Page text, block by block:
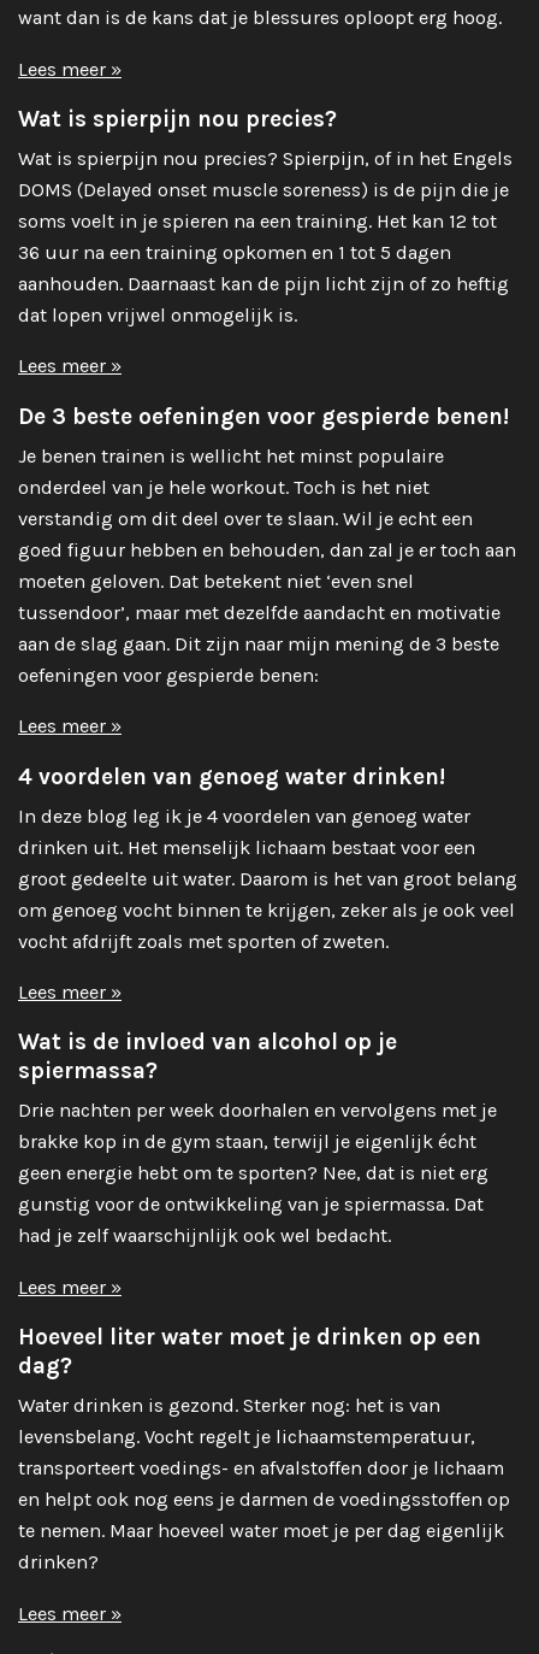
want dan is de kans dat je blessures oploopt erg hoog.
Lees meer »
Wat is spierpijn nou precies?
Wat is spierpijn nou precies? Spierpijn, of in het Engels
DOMS (Delayed onset muscle soreness) is de pijn die je
soms voelt in je spieren na een training. Het kan 12 tot
36 uur na een training opkomen en 1 tot 5 dagen
aanhouden. Daarnaast kan de pijn licht zijn of zo heftig
dat lopen vrijwel onmogelijk is.
Lees meer »
De 3 beste oefeningen voor gespierde benen!
Je benen trainen is wellicht het minst populaire
onderdeel van je hele workout. Toch is het niet
verstandig om dit deel over te slaan. Wil je echt een
goed figuur hebben en behouden, dan zal je er toch aan
moeten geloven. Dat betekent niet ‘even snel
tussendoor’, maar met dezelfde aandacht en motivatie
aan de slag gaan. Dit zijn naar mijn mening de 3 beste
oefeningen voor gespierde benen:
Lees meer »
4 voordelen van genoeg water drinken!
In deze blog leg ik je 4 voordelen van genoeg water
drinken uit. Het menselijk lichaam bestaat voor een
groot gedeelte uit water. Daarom is het van groot belang
om genoeg vocht binnen te krijgen, zeker als je ook veel
vocht afdrijft zoals met sporten of zweten.
Lees meer »
Wat is de invloed van alcohol op je
spiermassa?
Drie nachten per week doorhalen en vervolgens met je
brakke kop in de gym staan, terwijl je eigenlijk écht
geen energie hebt om te sporten? Nee, dat is niet erg
gunstig voor de ontwikkeling van je spiermassa. Dat
had je zelf waarschijnlijk ook wel bedacht.
Lees meer »
Hoeveel liter water moet je drinken op een
dag?
Water drinken is gezond. Sterker nog: het is van
levensbelang. Vocht regelt je lichaamstemperatuur,
transporteert voedings- en afvalstoffen door je lichaam
en helpt ook nog eens je darmen de voedingsstoffen op
te nemen. Maar hoeveel water moet je per dag eigenlijk
drinken?
Lees meer »